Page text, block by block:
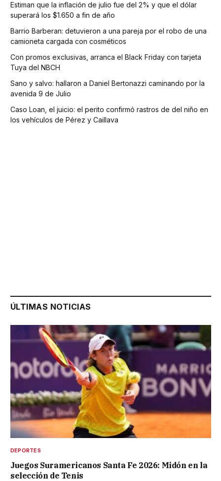
Estiman que la inflación de julio fue del 2% y que el dólar
superará los $1.650 a fin de año
Barrio Barberan: detuvieron a una pareja por el robo de una
camioneta cargada con cosméticos
Con promos exclusivas, arranca el Black Friday con tarjeta
Tuya del NBCH
Sano y salvo: hallaron a Daniel Bertonazzi caminando por la
avenida 9 de Julio
Caso Loan, el juicio: el perito confirmó rastros de del niño en
los vehículos de Pérez y Caillava
ÚLTIMAS NOTICIAS
DEPORTES
Juegos Suramericanos Santa Fe 2026: Midón en la
selección de Tenis